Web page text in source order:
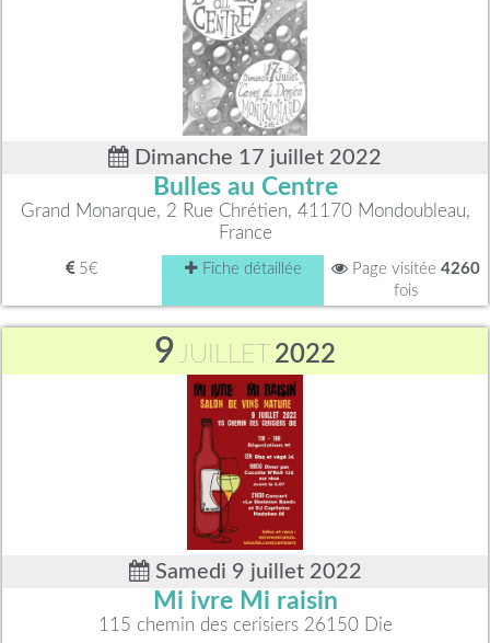
Dimanche 17 juillet 2022
Bulles au Centre
Grand Monarque, 2 Rue Chrétien, 41170 Mondoubleau,
France
5€ Fiche détaillée Page visitée 4260
fois
9JUILLET 2022
Samedi 9 juillet 2022
Mi ivre Mi raisin
115 chemin des cerisiers 26150 Die